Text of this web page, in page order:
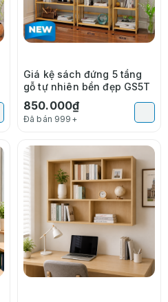
Giá kệ sách đứng 5 tầng
gỗ tự nhiên bền đẹp GS5T
850.000₫
Đã bán 999+